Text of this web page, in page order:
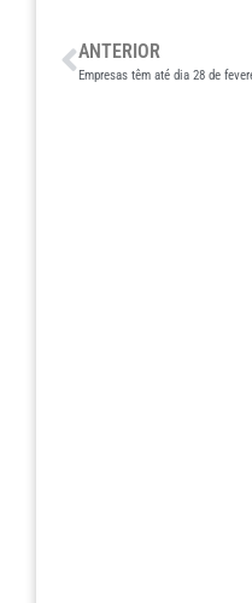
ANTERIOR
Empresas têm até dia 28 de